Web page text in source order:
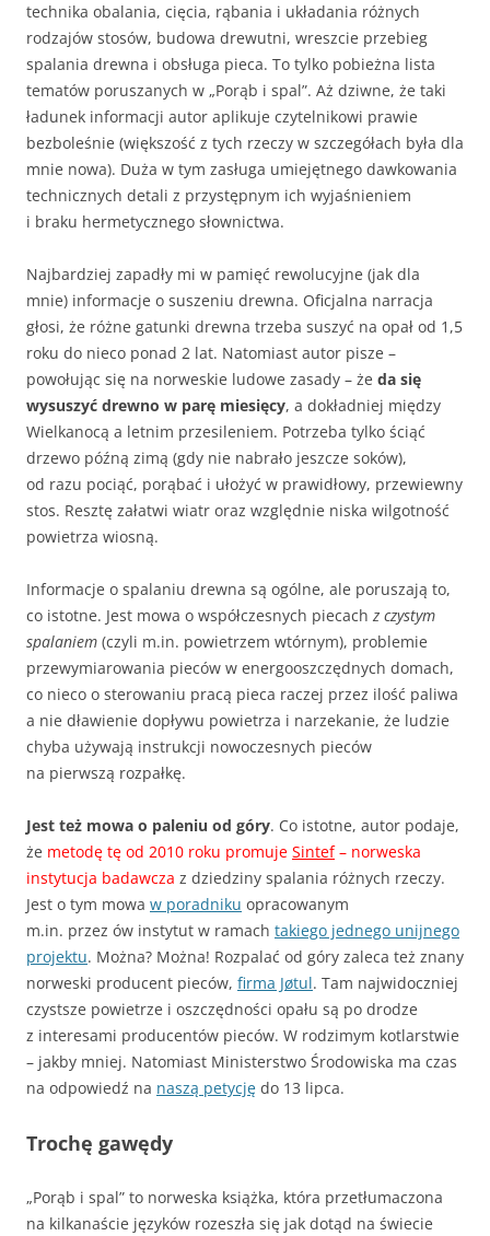
technika obalania, cięcia, rąbania i układania różnych
rodzajów stosów, budowa drewutni, wreszcie przebieg
spalania drewna i obsługa pieca. To tylko pobieżna lista
tematów poruszanych w „Porąb i spal”. Aż dziwne, że taki
ładunek informacji autor aplikuje czytelnikowi prawie
bezboleśnie (większość z tych rzeczy w szczegółach była dla
mnie nowa). Duża w tym zasługa umiejętnego dawkowania
technicznych detali z przystępnym ich wyjaśnieniem
i braku hermetycznego słownictwa.
Najbardziej zapadły mi w pamięć rewolucyjne (jak dla
mnie) informacje o suszeniu drewna. Oficjalna narracja
głosi, że różne gatunki drewna trzeba suszyć na opał od 1,5
roku do nieco ponad 2 lat. Natomiast autor pisze –
powołując się na norweskie ludowe zasady – że da się
wysuszyć drewno w parę miesięcy, a dokładniej między
Wielkanocą a letnim przesileniem. Potrzeba tylko ściąć
drzewo późną zimą (gdy nie nabrało jeszcze soków),
od razu pociąć, porąbać i ułożyć w prawidłowy, przewiewny
stos. Resztę załatwi wiatr oraz względnie niska wilgotność
powietrza wiosną.
Informacje o spalaniu drewna są ogólne, ale poruszają to,
co istotne. Jest mowa o współczesnych piecach z czystym
spalaniem (czyli m.in. powietrzem wtórnym), problemie
przewymiarowania pieców w energooszczędnych domach,
co nieco o sterowaniu pracą pieca raczej przez ilość paliwa
a nie dławienie dopływu powietrza i narzekanie, że ludzie
chyba używają instrukcji nowoczesnych pieców
na pierwszą rozpałkę.
Jest też mowa o paleniu od góry. Co istotne, autor podaje,
że metodę tę od 2010 roku promuje Sintef– norweska
instytucja badawcza z dziedziny spalania różnych rzeczy.
Jest o tym mowa w poradniku opracowanym
m.in. przez ów instytut w ramach takiego jednego unijnego
projektu. Można? Można! Rozpalać od góry zaleca też znany
norweski producent pieców, firma Jøtul. Tam najwidoczniej
czystsze powietrze i oszczędności opału są po drodze
z interesami producentów pieców. W rodzimym kotlarstwie
– jakby mniej. Natomiast Ministerstwo Środowiska ma czas
na odpowiedź na naszą petycję do 13 lipca.
Trochę gawędy
„Porąb i spal” to norweska książka, która przetłumaczona
na kilkanaście języków rozeszła się jak dotąd na świecie